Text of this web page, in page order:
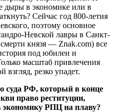
дыры в экономике или в
Сейчас год 800-летия
поэтому основное
Невской лавры в Санкт-
князя — Znak.com) все
под юбилеи и
масштаб привлечения
взгляд, резко упадет.
суда РФ, который в конце
право реституции,
экономику РПЦ на плаву?